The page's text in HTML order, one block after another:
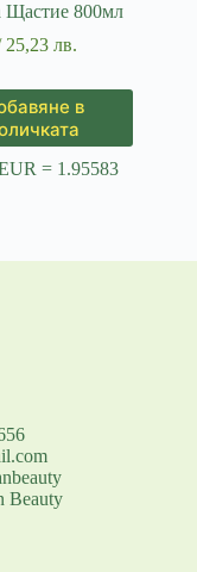
Щастие 800мл
25,23 лв.
в
= 1.95583
Beauty